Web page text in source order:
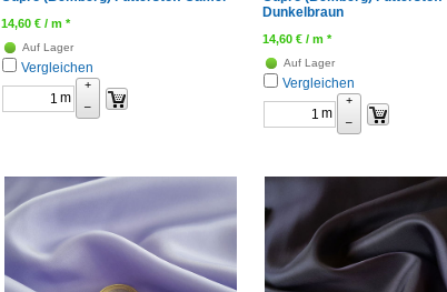
14,60 € / m *
Auf Lager
Vergleichen
m
+
–
Dunkelbraun
14,60 € / m *
Auf Lager
Vergleichen
m
+
–